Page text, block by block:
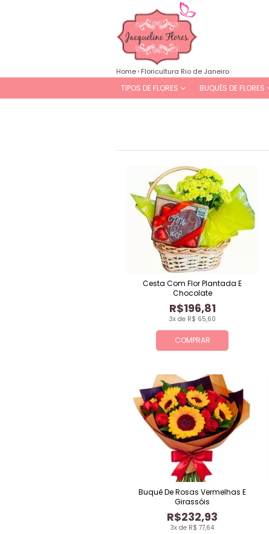
TIPOS DE FLORES BUQUÊS DE FLORES
Home Floricultura Rio de Janeiro
COMPRAR
3x de R$ 65,60
R$196,81
Cesta Com Flor Plantada E
Chocolate
3x de R$ 77,64
R$232,93
Buquê De Rosas Vermelhas E
Girassóis